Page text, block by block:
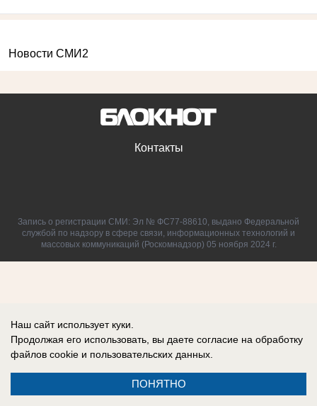
Новости СМИ2
Контакты
Запись о регистрации СМИ: Эл № ФС77-88610, выдано Федеральной
службой по надзору в сфере связи, информационных технологий и
массовых коммуникаций (Роскомнадзор) 05 ноября 2024 г.
Наш сайт использует куки.
Продолжая его использовать, вы даете согласие на обработку
файлов cookie и пользовательских данных.
ПОНЯТНО